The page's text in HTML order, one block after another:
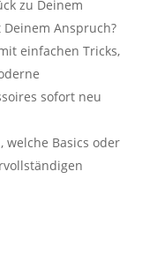
zu Deinem
Anspruch?
einfachen Tricks,
sofort neu
welche Basics oder